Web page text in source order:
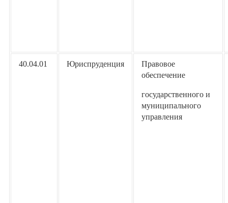
40.04.01 Юриспруденция
Правовое
обеспечение
государственного и
муниципального
управления